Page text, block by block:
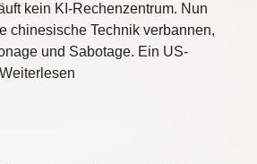
kein KI-Rechenzentrum. Nun
chinesische Technik verbannen,
und Sabotage. Ein US-